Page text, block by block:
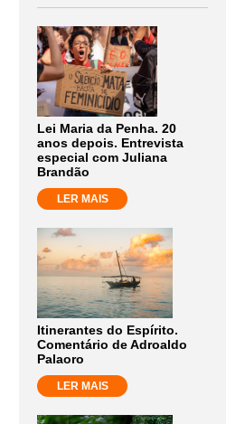
Lei Maria da Penha. 20
anos depois. Entrevista
especial com Juliana
Brandão
LER MAIS
Itinerantes do Espírito.
Comentário de Adroaldo
Palaoro
LER MAIS